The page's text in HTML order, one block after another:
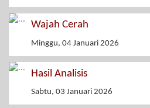
Wajah Cerah
Minggu, 04 Januari 2026
Hasil Analisis
Sabtu, 03 Januari 2026